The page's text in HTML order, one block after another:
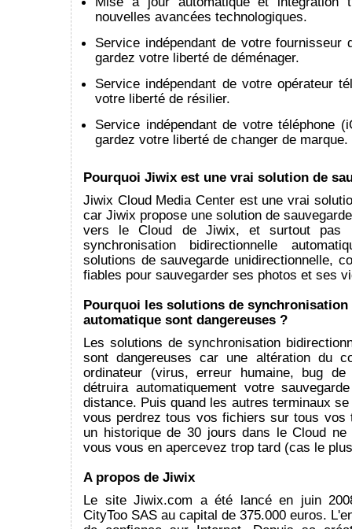
nouvelles avancées technologiques.
Service indépendant de votre fournisseur
gardez votre liberté de déménager.
Service indépendant de votre opérateur
votre liberté de résilier.
Service indépendant de votre téléphone
gardez votre liberté de changer de marque.
Pourquoi Jiwix est une vrai solution de
Jiwix Cloud Media Center est une vrai
car Jiwix propose une solution de
vers le Cloud de Jiwix, et surtout pas
synchronisation bidirectionnelle
solutions de sauvegarde unidirectionnelle,
fiables pour sauvegarder ses photos et ses
Pourquoi les solutions de
automatique sont dangereuses ?
Les solutions de synchronisation
sont dangereuses car une altération du
ordinateur (virus, erreur humaine, bug de
détruira automatiquement votre
distance. Puis quand les autres terminaux
vous perdrez tous vos fichiers sur tous vos
un historique de 30 jours dans le Cloud
vous vous en apercevez trop tard (cas le
A propos de Jiwix
Le site Jiwix.com a été lancé en juin
CityToo SAS au capital de 375.000 euros.